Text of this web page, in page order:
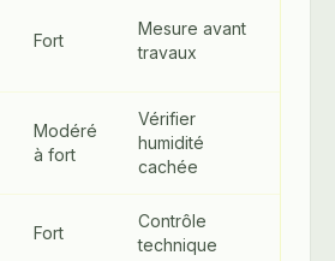
Fort
Mesure avant
travaux
Modéré
à fort
Vérifier
humidité
cachée
Fort
Contrôle
technique